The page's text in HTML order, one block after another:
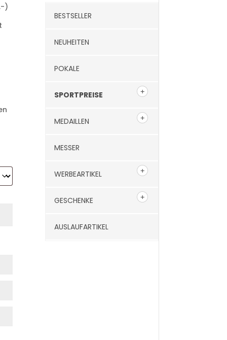
)
BESTSELLER
NEUHEITEN
POKALE
SPORTPREISE
MEDAILLEN
MESSER
WERBEARTIKEL
GESCHENKE
AUSLAUFARTIKEL